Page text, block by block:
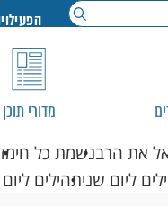
מדורי תוכן
את הרבנשמת כל חי
ליום שניתהילים